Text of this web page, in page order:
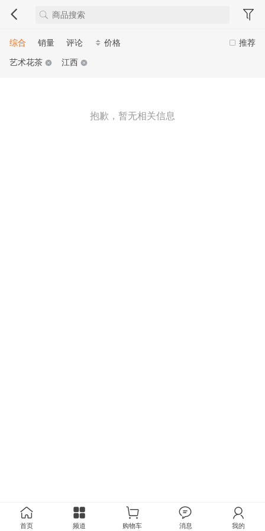
推荐
综合 销量 评论
价格
艺术花茶
江西
抱歉，暂无相关信息
首页 频道 购物车 消息 我的